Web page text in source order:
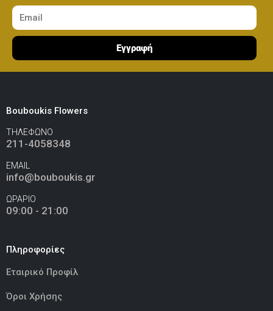
Εγγραφή
Bouboukis Flowers
ΤΗΛΕΦΩΝΟ
211-4058348
EMAIL
info@bouboukis.gr
ΩΡΑΡΙΟ
09:00 - 21:00
Πληροφορίες
Εταιρικό Προφίλ
Όροι Χρήσης